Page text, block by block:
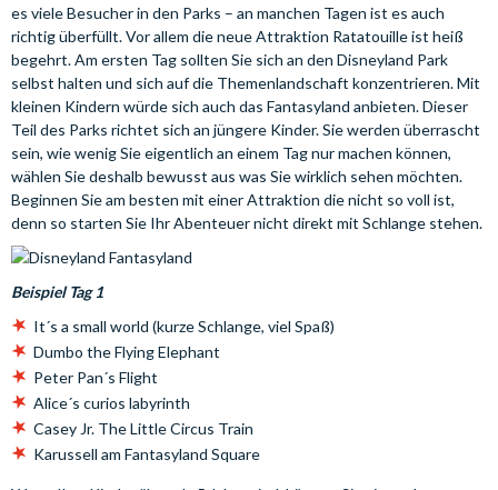
es viele Besucher in den Parks – an manchen Tagen ist es auch
richtig überfüllt. Vor allem die neue Attraktion Ratatouille ist heiß
begehrt. Am ersten Tag sollten Sie sich an den Disneyland Park
selbst halten und sich auf die Themenlandschaft konzentrieren. Mit
kleinen Kindern würde sich auch das Fantasyland anbieten. Dieser
Teil des Parks richtet sich an jüngere Kinder. Sie werden überrascht
sein, wie wenig Sie eigentlich an einem Tag nur machen können,
wählen Sie deshalb bewusst aus was Sie wirklich sehen möchten.
Beginnen Sie am besten mit einer Attraktion die nicht so voll ist,
denn so starten Sie Ihr Abenteuer nicht direkt mit Schlange stehen.
Beispiel Tag 1
It´s a small world (kurze Schlange, viel Spaß)
Dumbo the Flying Elephant
Peter Pan´s Flight
Alice´s curios labyrinth
Casey Jr. The Little Circus Train
Karussell am Fantasyland Square